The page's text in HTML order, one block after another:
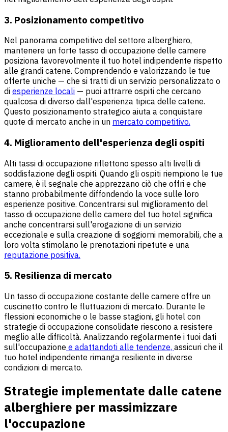
3. Posizionamento competitivo
Nel panorama competitivo del settore alberghiero,
mantenere un forte tasso di occupazione delle camere
posiziona favorevolmente il tuo hotel indipendente rispetto
alle grandi catene. Comprendendo e valorizzando le tue
offerte uniche — che si tratti di un servizio personalizzato o
di esperienze locali — puoi attrarre ospiti che cercano
qualcosa di diverso dall'esperienza tipica delle catene.
Questo posizionamento strategico aiuta a conquistare
quote di mercato anche in un mercato competitivo.
4. Miglioramento dell'esperienza degli ospiti
Alti tassi di occupazione riflettono spesso alti livelli di
soddisfazione degli ospiti. Quando gli ospiti riempiono le tue
camere, è il segnale che apprezzano ciò che offri e che
stanno probabilmente diffondendo la voce sulle loro
esperienze positive. Concentrarsi sul miglioramento del
tasso di occupazione delle camere del tuo hotel significa
anche concentrarsi sull'erogazione di un servizio
eccezionale e sulla creazione di soggiorni memorabili, che a
loro volta stimolano le prenotazioni ripetute e una
reputazione positiva.
5. Resilienza di mercato
Un tasso di occupazione costante delle camere offre un
cuscinetto contro le fluttuazioni di mercato. Durante le
flessioni economiche o le basse stagioni, gli hotel con
strategie di occupazione consolidate riescono a resistere
meglio alle difficoltà. Analizzando regolarmente i tuoi dati
sull'occupazione e adattandoti alle tendenze, assicuri che il
tuo hotel indipendente rimanga resiliente in diverse
condizioni di mercato.
Strategie implementate dalle catene
alberghiere per massimizzare
l'occupazione